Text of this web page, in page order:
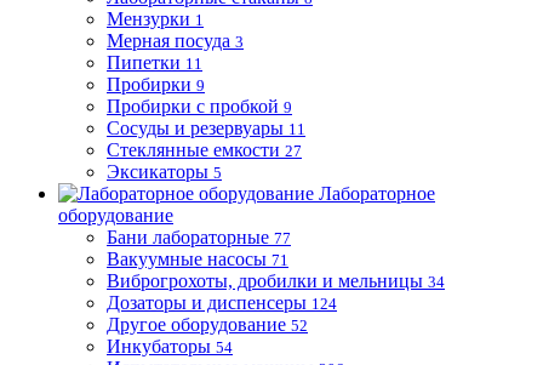
Мензурки 1
Мерная посуда 3
Пипетки 11
Пробирки 9
Пробирки с пробкой 9
Сосуды и резервуары 11
Стеклянные емкости 27
Эксикаторы 5
Лабораторное
оборудование
Бани лабораторные 77
Вакуумные насосы 71
Виброгрохоты, дробилки и мельницы 34
Дозаторы и диспенсеры 124
Другое оборудование 52
Инкубаторы 54